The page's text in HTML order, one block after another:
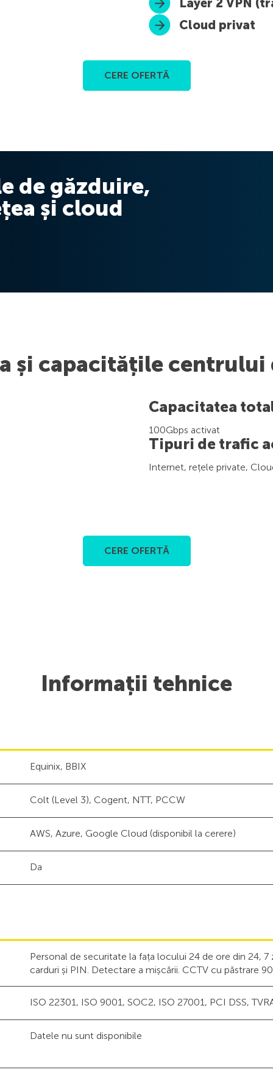
Layer 2 VPN
Cloud privat
CERE OFERTĂ
de găzduire,
și cloud
și capacitățile centrului
Capacitatea
100Gbps activat
Tipuri de trafic
Internet, rețele private,
CERE OFERTĂ
Informații tehnice
Equinix, BBIX
Colt (Level 3), Cogent, NTT, PCCW
AWS, Azure, Google Cloud (disponibil la cerere)
Da
Personal de securitate la fața locului 24 de ore din 24,
carduri și PIN. Detectare a mișcării. CCTV cu păstrare
ISO 22301, ISO 9001, SOC2, ISO 27001, PCI DSS,
Datele nu sunt disponibile